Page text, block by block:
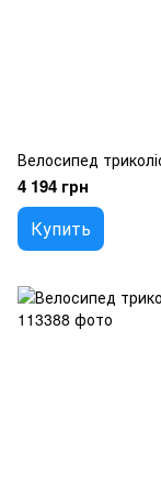
Велосипед
4 194 грн
Купить